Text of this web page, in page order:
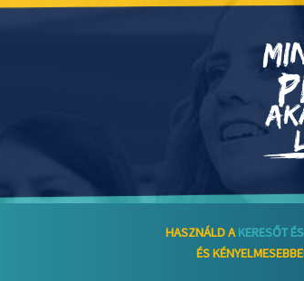
HASZNÁLD A KERESŐT
ÉS